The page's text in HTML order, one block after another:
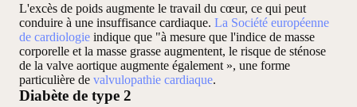
L'excès de poids augmente le travail du cœur, ce qui peut
conduire à une insuffisance cardiaque. La Société européenne
de cardiologie indique que "à mesure que l'indice de masse
corporelle et la masse grasse augmentent, le risque de sténose
de la valve aortique augmente également », une forme
particulière de valvulopathie cardiaque.
Diabète de type 2